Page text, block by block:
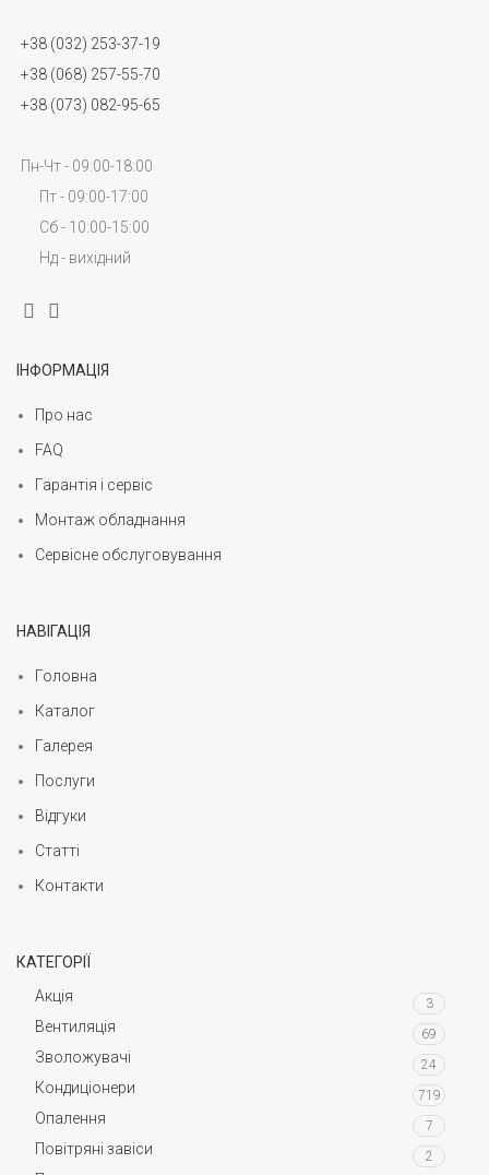
+38 (032) 253-37-19
+38 (068) 257-55-70
+38 (073) 082-95-65
Пн-Чт - 09:00-18:00
Пт - 09:00-17:00
Сб - 10:00-15:00
Нд - вихідний
ІНФОРМАЦІЯ
Про нас
FAQ
Гарантія і сервіс
Монтаж обладнання
Сервісне обслуговування
НАВІГАЦІЯ
Головна
Каталог
Галерея
Послуги
Відгуки
Статті
Контакти
КАТЕГОРІЇ
Акція
3
Вентиляція 69
Зволожувачі 24
Кондиціонери 719
Опалення 7
Повітряні завіси 2